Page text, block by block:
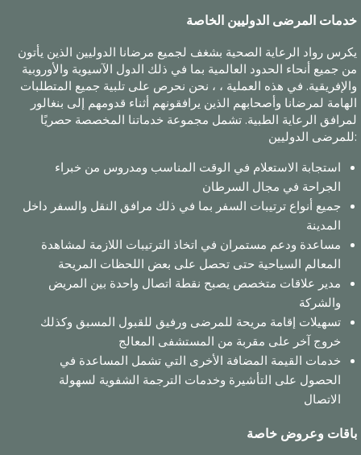
خدمات المرضى الدوليين الخاصة
يكرس رواد الرعاية الصحية بشغف لجميع مرضانا الدوليين الذين يأتون
من جميع أنحاء الحدود العالمية بما في ذلك الدول الآسيوية والأوروبية
والإفريقية. في هذه العملية ، ، نحن نحرص على تلبية جميع المتطلبات
الهامة لمرضانا وأصحابهم الذين يرافقونهم أثناء قدومهم إلى بنغالور
لمرافق الرعاية الطبية. تشمل مجموعة خدماتنا المخصصة حصريًا
للمرضى الدوليين:
استجابة الاستعلام في الوقت المناسب ومدروس من خبراء
الجراحة في مجال السرطان
جميع أنواع ترتيبات السفر بما في ذلك مرافق النقل والسفر داخل
المدينة
مساعدة ودعم مستمران في اتخاذ الترتيبات اللازمة لمشاهدة
المعالم السياحية حتى تحصل على بعض اللحظات المريحة
مدير علاقات متخصص يصبح نقطة اتصال واحدة بين المريض
والشركة
تسهيلات إقامة مريحة للمرضى ورفيق للقبول المسبق وكذلك
خروج آخر على مقربة من المستشفى المعالج
خدمات القيمة المضافة الأخرى التي تشمل المساعدة في
الحصول على التأشيرة وخدمات الترجمة الشفوية لسهولة
الاتصال
باقات وعروض خاصة